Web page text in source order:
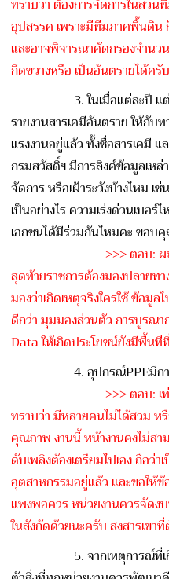
ทราบว่า ต้องการจัดการในส่วน
อุปสรรค เพราะมีทีมภาคพื้นดิน
และอาจพิจารณาคัดกรองจำนว
กีดขวางหรือ เป็นอันตรายได้ครับ
3. ในเมื่อแต่ละปี
รายงานสารเคมีอันตราย ให้กับ
แรงงานอยู่แล้ว ทั้งชื่อสารเคมี
กรมสวัสดิ์ฯ มีการลิงค์ข้อมูลเหล่
จัดการ หรือเฝ้าระวังบ้างไหม เช่
เป็นอย่างไร ความเร่งด่วนเบอ
เอกชนได้มีร่วมกันไหมคะ ขอบ
>>> ตอบ:
สุดท้ายราชการต้องมองปลายทา
มองว่าเกิดเหตุจริงใครใช้ ข้อมูล
ดีกว่า มุมมองส่วนตัว การบูรณ
Data ให้เกิดประโยชน์ยังมีพื้นที
4. อุปกรณ์PPEมีก
>>> ตอบ: เ
ทราบว่า มีหลายคนไม่ได้สวม
คุณภาพ งานนี้ หน้างานคงไม่สา
ดับเพลิงต้องเตรียมไปเอง ถือว่
อุตสาหกรรมอยแล้ว และขอให้
แพงพอควร หน่วยงานควรจัดง
ในสังกัดด้วยนะครับ สงสารเขาที่
5. จากเหตุการณ์ที่